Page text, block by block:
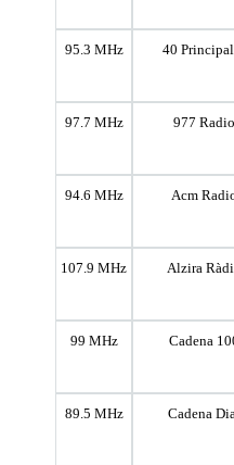
95.3 MHz 40
97.7 MHz 977 Radio
94.6 MHz Acm
107.9 MHz Alzira
99 MHz Cadena
89.5 MHz Cadena